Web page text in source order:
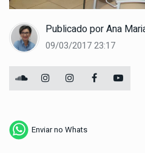
Publicado porAna
09/03/2017 23:17
Enviar no Whats